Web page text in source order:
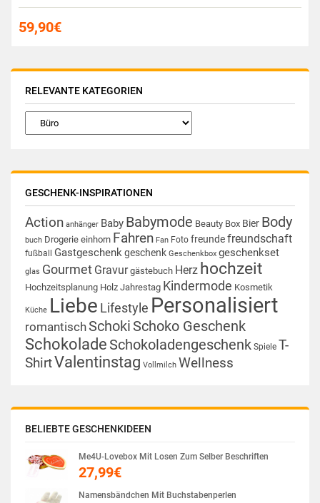
RELEVANTE KATEGORIEN
GESCHENK-INSPIRATIONEN
Action anhänger Baby Babymode Beauty Box Bier Body
buch Drogerie einhorn Fahren Fan Foto freundefreundschaft
fußball Gastgeschenkgeschenk Geschenkbox geschenkset
glas Gourmet Gravur gästebuch Herz hochzeit
Hochzeitsplanung Holz Jahrestag Kindermode Kosmetik
Küche Liebe Lifestyle Personalisiert
romantisch Schoki Schoko Geschenk
Schokolade Schokoladengeschenk Spiele T-
ShirtValentinstag Vollmilch Wellness
BELIEBTE GESCHENKIDEEN
Me4U-Lovebox Mit Losen Zum Selber Beschriften
27,99€
Namensbändchen Mit Buchstabenperlen
59,90€